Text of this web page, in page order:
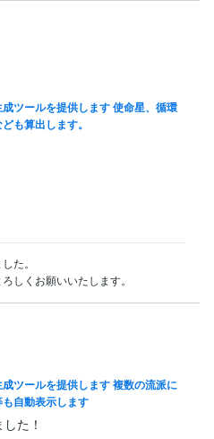
ツールを提供します 使命星、循環
も算出します。
た。
しくお願いいたします。
ツールを提供します 複数の流派に
自動表示します
た！